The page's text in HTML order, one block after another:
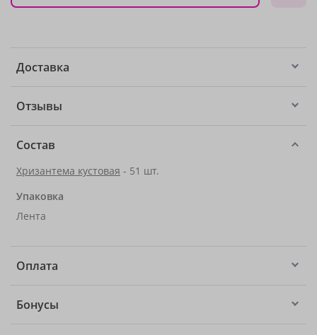
Доставка
Отзывы
Состав
Хризантема кустовая - 51 шт.
Упаковка
Лента
Оплата
Бонусы